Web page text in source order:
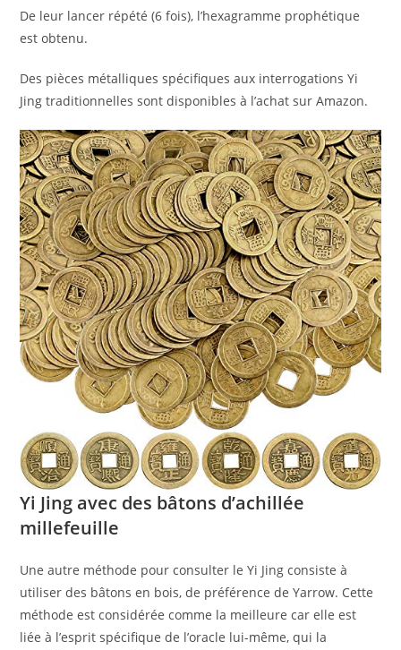
De leur lancer répété (6 fois), l’hexagramme prophétique
est obtenu.
Des pièces métalliques spécifiques aux interrogations Yi
Jing traditionnelles sont disponibles à l’achat sur Amazon.
Yi Jing avec des bâtons d’achillée
millefeuille
Une autre méthode pour consulter le Yi Jing consiste à
utiliser des bâtons en bois, de préférence de Yarrow. Cette
méthode est considérée comme la meilleure car elle est
liée à l’esprit spécifique de l’oracle lui-même, qui la